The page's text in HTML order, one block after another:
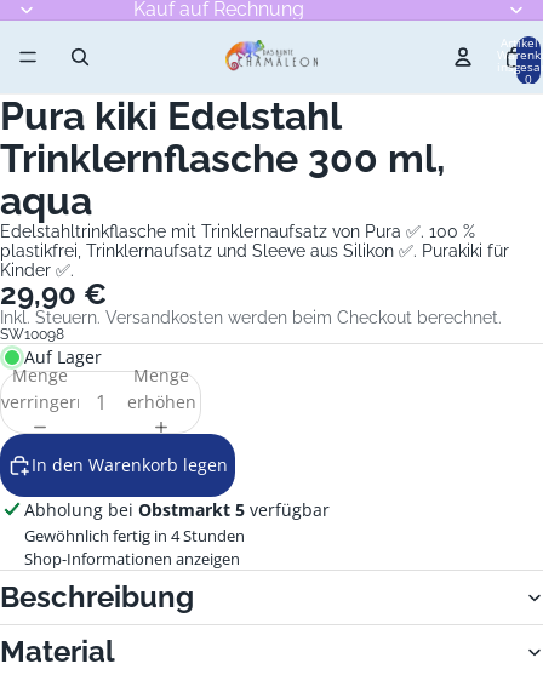
Kauf auf Rechnung
Artikel
0
Bild
im
Vollbildmodus
Bild
im
Vollbildmodus
Pura kiki Edelstahl
Trinklernflasche 300 ml,
aqua
Edelstahltrinkflasche mit Trinklernaufsatz von Pura ✅. 100 %
plastikfrei, Trinklernaufsatz und Sleeve aus Silikon ✅. Purakiki für
Kinder ✅.
29,90 €
Inkl. Steuern. Versandkosten werden beim Checkout berechnet.
SW10098
Auf Lager
Menge
verringern
Menge
erhöhen
In den Warenkorb legen
Abholung bei Obstmarkt 5 verfügbar
Gewöhnlich fertig in 4 Stunden
Shop-Informationen anzeigen
Beschreibung
Material